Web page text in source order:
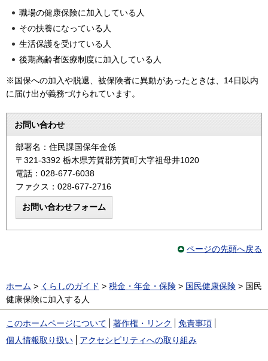
職場の健康保険に加入している人
その扶養になっている人
生活保護を受けている人
後期高齢者医療制度に加入している人
※国保への加入や脱退、被保険者に異動があったときは、14日以内
に届け出が義務づけられています。
お問い合わせ
部署名：住民課国保年金係
〒321-3392 栃木県芳賀郡芳賀町大字祖母井1020
電話：028-677-6038
ファクス：028-677-2716
ページの先頭へ戻る
ホーム > くらしのガイド > 税金・年金・保険 > 国民健康保険 > 国民
健康保険に加入する人
このホームページについて 著作権・リンク
免責事項
個人情報取り扱い
アクセシビリティへの取り組み